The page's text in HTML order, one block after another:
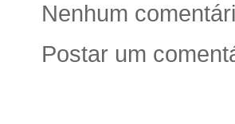
Nenhum
Postar um